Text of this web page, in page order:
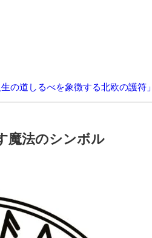
の道しるべを象徴する北欧の護符」
魔法のシンボル